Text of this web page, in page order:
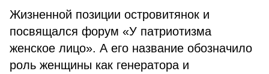
Жизненной позиции островитянок и
посвящался форум «У патриотизма
женское лицо». А его название обозначило
роль женщины как генератора и